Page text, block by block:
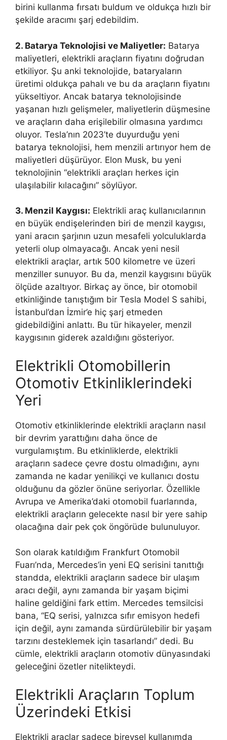
birini kullanma fırsatı buldum ve oldukça hızlı bir
şekilde aracımı şarj edebildim.
2. Batarya Teknolojisi ve Maliyetler: Batarya
maliyetleri, elektrikli araçların fiyatını doğrudan
etkiliyor. Şu anki teknolojide, bataryaların
üretimi oldukça pahalı ve bu da araçların fiyatını
yükseltiyor. Ancak batarya teknolojisinde
yaşanan hızlı gelişmeler, maliyetlerin düşmesine
ve araçların daha erişilebilir olmasına yardımcı
oluyor. Tesla’nın 2023’te duyurduğu yeni
batarya teknolojisi, hem menzili artırıyor hem de
maliyetleri düşürüyor. Elon Musk, bu yeni
teknolojinin “elektrikli araçları herkes için
ulaşılabilir kılacağını” söylüyor.
3. Menzil Kaygısı: Elektrikli araç kullanıcılarının
en büyük endişelerinden biri de menzil kaygısı,
yani aracın şarjının uzun mesafeli yolculuklarda
yeterli olup olmayacağı. Ancak yeni nesil
elektrikli araçlar, artık 500 kilometre ve üzeri
menziller sunuyor. Bu da, menzil kaygısını büyük
ölçüde azaltıyor. Birkaç ay önce, bir otomobil
etkinliğinde tanıştığım bir Tesla Model S sahibi,
İstanbul’dan İzmir’e hiç şarj etmeden
gidebildiğini anlattı. Bu tür hikayeler, menzil
kaygısının giderek azaldığını gösteriyor.
Elektrikli Otomobillerin
Otomotiv Etkinliklerindeki
Yeri
Otomotiv etkinliklerinde elektrikli araçların nasıl
bir devrim yarattığını daha önce de
vurgulamıştım. Bu etkinliklerde, elektrikli
araçların sadece çevre dostu olmadığını, aynı
zamanda ne kadar yenilikçi ve kullanıcı dostu
olduğunu da gözler önüne seriyorlar. Özellikle
Avrupa ve Amerika’daki otomobil fuarlarında,
elektrikli araçların gelecekte nasıl bir yere sahip
olacağına dair pek çok öngörüde bulunuluyor.
Son olarak katıldığım Frankfurt Otomobil
Fuarı’nda, Mercedes’in yeni EQ serisini tanıttığı
standda, elektrikli araçların sadece bir ulaşım
aracı değil, aynı zamanda bir yaşam biçimi
haline geldiğini fark ettim. Mercedes temsilcisi
bana, “EQ serisi, yalnızca sıfır emisyon hedefi
için değil, aynı zamanda sürdürülebilir bir yaşam
tarzını desteklemek için tasarlandı” dedi. Bu
cümle, elektrikli araçların otomotiv dünyasındaki
geleceğini özetler nitelikteydi.
Elektrikli Araçların Toplum
Üzerindeki Etkisi
Elektrikli araçlar sadece bireysel kullanımda